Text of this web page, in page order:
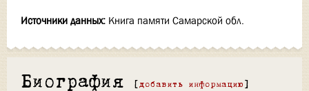
Источники данных: Книга памяти Самарской обл.
Биография [ добавить информацию ]